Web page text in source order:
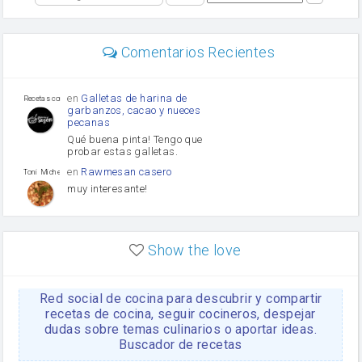
Comentarios Recientes
Recetas con sazon
en Galletas de harina de
garbanzos, cacao y nueces
pecanas
Qué buena pinta! Tengo que
probar estas galletas.
Toni Michel Caubet
en Rawmesan casero
muy interesante!
enLasaña casera fácil y
HOJALDROSA TV
enGachas de la abuela
Rosa
https://youtu.be/Mz69gcVO3sI
Show the love
Red social de cocina para descubrir y compartir
recetas de cocina, seguir cocineros, despejar
dudas sobre temas culinarios o aportar ideas.
Buscador de recetas